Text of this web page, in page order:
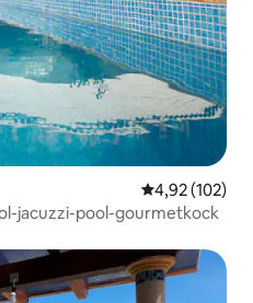
4,92 av 5 i
4,92 (102)
jacuzzi-pool-gourmetkock